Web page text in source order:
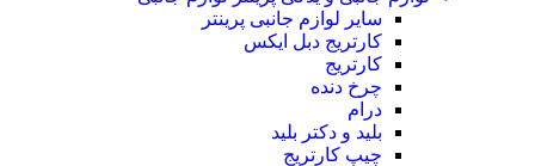
سایر لوازم جانبی پرینتر
کارتریج دبل ایکس
کارتریج
چرخ دنده
درام
بلید و دکتر بلید
چیپ کارتریج